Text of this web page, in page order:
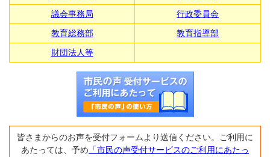
議会事務局
行政委員会
教育総務部
教育指導部
財団法人等
皆さまからのお声を受付フォームより送信ください。ご利用に
あたっては、予め 「市民の声受付サービスのご利用にあたっ